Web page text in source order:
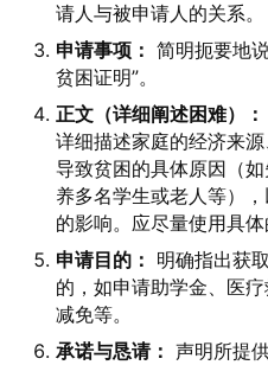
请人与被申请人的关系。
申请事项： 简明扼要地
贫困证明”。
正文（详细阐述困难）：
详细描述家庭的经济来源
导致贫困的具体原因（
养多名学生或老人等）
的影响。应尽量使用具
申请目的： 明确指出获
的，如申请助学金、医
减免等。
承诺与恳请： 声明所提